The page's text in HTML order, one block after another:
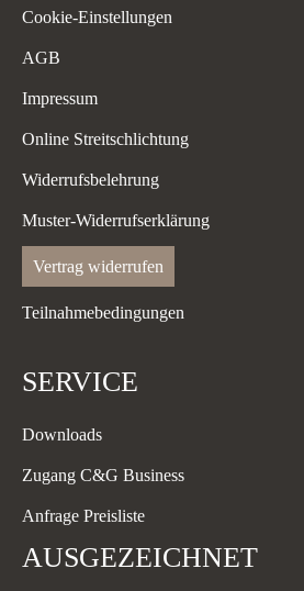
Cookie-Einstellungen
AGB
Impressum
Online Streitschlichtung
Widerrufsbelehrung
Muster-Widerrufserklärung
Vertrag widerrufen
Teilnahmebedingungen
SERVICE
Downloads
Zugang C&G Business
Anfrage Preisliste
AUSGEZEICHNET